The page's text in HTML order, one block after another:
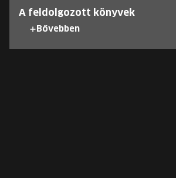
language:
A feldolgozott könyvek
Bővebben